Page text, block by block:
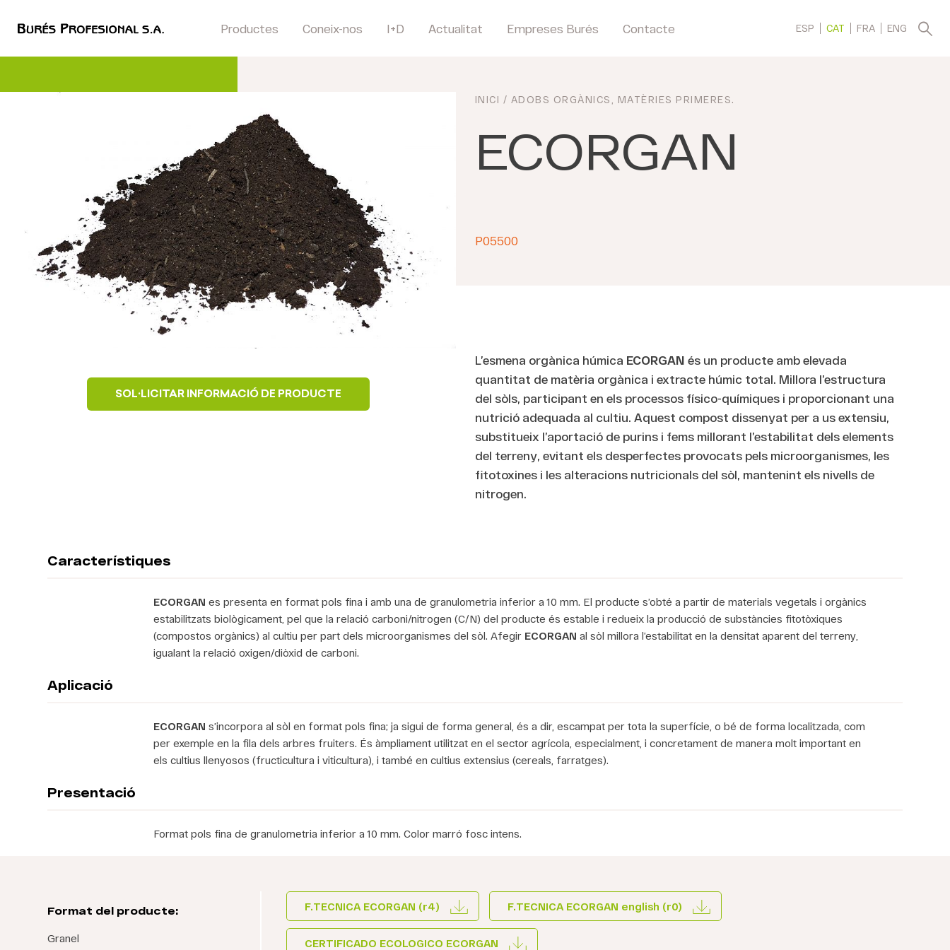
Productes Coneix-nos I+D Actualitat Empreses Burés Contacte ESP CAT FRA ENG
SOL·LICITAR INFORMACIÓ DE PRODUCTE
INICI / ADOBS ORGÀNICS MATÈRIES PRIMERES.
ECORGAN
P05500
L’esmena orgànica húmica ECORGAN és un producte amb elevada
quantitat de matèria orgànica i extracte húmic total. Millora l’estructura
del sòls, participant en els processos físico-químiques i proporcionant una
nutrició adequada al cultiu. Aquest compost dissenyat per a us extensiu,
substitueix l’aportació de purins i fems millorant l’estabilitat dels elements
del terreny, evitant els desperfectes provocats pels microorganismes, les
fitotoxines i les alteracions nutricionals del sòl, mantenint els nivells de
nitrogen.
Característiques
ECORGAN es presenta en format pols fina i amb una de granulometria inferior a 10 mm. El producte s’obté a partir de materials vegetals i orgànics
estabilitzats biològicament, pel que la relació carboni/nitrogen (C/N) del producte és estable i redueix la producció de substàncies fitotòxiques
(compostos orgànics) al cultiu per part dels microorganismes del sòl. Afegir ECORGAN al sòl millora l’estabilitat en la densitat aparent del terreny,
igualant la relació oxigen/diòxid de carboni.
Aplicació
ECORGAN s’incorpora al sòl en format pols fina; ja sigui de forma general, és a dir, escampat per tota la superfície, o bé de forma localitzada, com
per exemple en la fila dels arbres fruiters. És àmpliament utilitzat en el sector agrícola, especialment, i concretament de manera molt important en
els cultius llenyosos (fructicultura i viticultura), i també en cultius extensius (cereals, farratges).
Presentació
Format pols fina de granulometria inferior a 10 mm. Color marró fosc intens.
Format del producte:
Granel
F.TECNICA ECORGAN (r4) F.TECNICA ECORGAN english (r0)
CERTIFICADO ECOLOGICO ECORGAN